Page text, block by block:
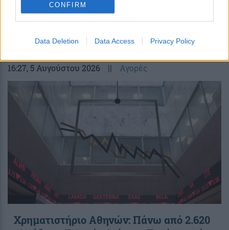
CONFIRM
Data Deletion Data Access Privacy Policy
16:27, 5 Αυγούστου 2026 || Αγορές
Χρηματιστήριο Αθηνών: Πάνω από 2.620